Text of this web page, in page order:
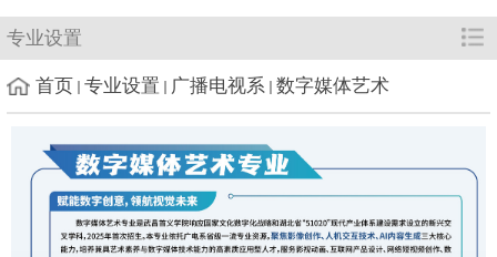
专业设置
首页 专业设置 广播电视系 数字媒体艺术